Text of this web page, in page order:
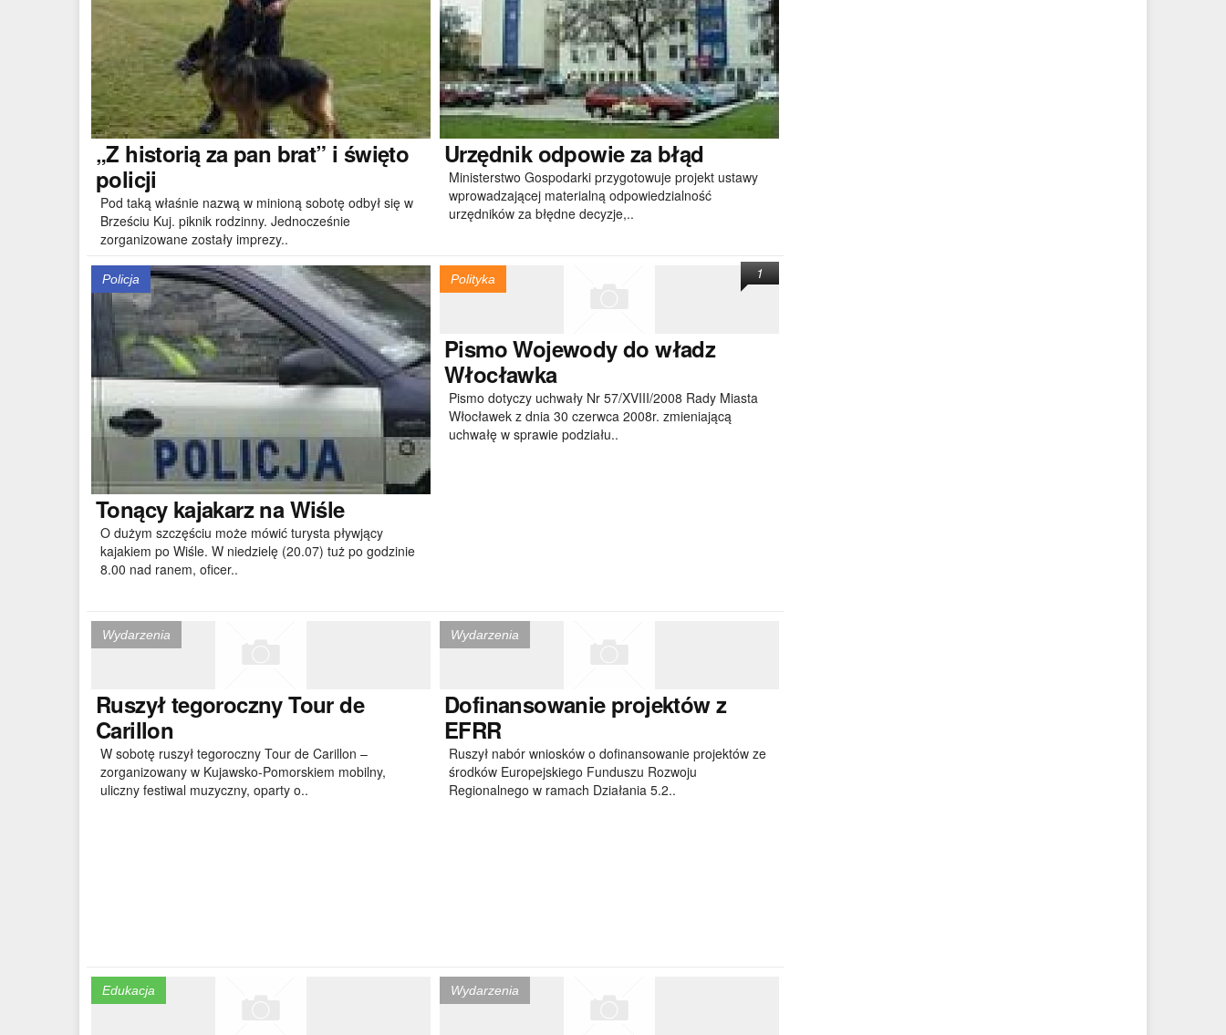
„Z historią za pan brat” i święto
policji
Pod taką właśnie nazwą w minioną sobotę odbył się w
Brześciu Kuj. piknik rodzinny. Jednocześnie
zorganizowane zostały imprezy..
Urzędnikodpowie za błąd
Ministerstwo Gospodarki przygotowuje projekt ustawy
wprowadzającej materialną odpowiedzialność
urzędników za błędne decyzje,..
Policja
Tonącykajakarz na Wiśle
O dużym szczęściu może mówić turysta pływjący
kajakiem po Wiśle. W niedzielę (20.07) tuż po godzinie
8.00 nad ranem, oficer..
Polityka
PismoWojewody do władz
Włocławka
Pismo dotyczy uchwały Nr 57/XVIII/2008 Rady Miasta
Włocławek z dnia 30 czerwca 2008r. zmieniającą
uchwałę w sprawie podziału..
1
Wydarzenia
Ruszyłtegoroczny Tour de
Carillon
W sobotę ruszył tegoroczny Tour de Carillon –
zorganizowany w Kujawsko-Pomorskiem mobilny,
uliczny festiwal muzyczny, oparty o..
Wydarzenia
Dofinansowanieprojektów z
EFRR
Ruszył nabór wniosków o dofinansowanie projektów ze
środków Europejskiego Funduszu Rozwoju
Regionalnego w ramach Działania 5.2..
Edukacja Wydarzenia